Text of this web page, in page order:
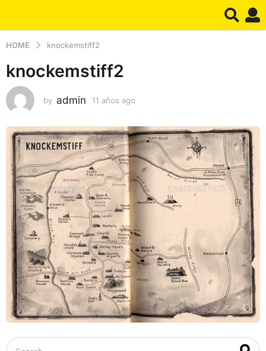
HOME knockemstiff2
knockemstiff2
by admin 11 años ago
ñ
o
s
g